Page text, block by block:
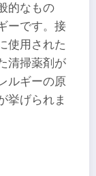
的なもの
ーです。接
使用された
清掃薬剤が
ルギーの原
挙げられま